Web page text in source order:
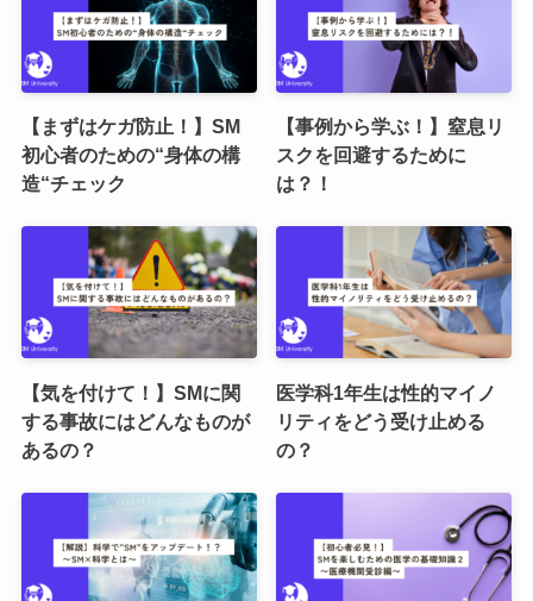
【まずはケガ防止！】SM
初心者のための“身体の構
造“チェック
【事例から学ぶ！】窒息リ
スクを回避するために
は？！
【気を付けて！】SMに関
する事故にはどんなものが
あるの？
医学科1年生は性的マイノ
リティをどう受け止める
の？